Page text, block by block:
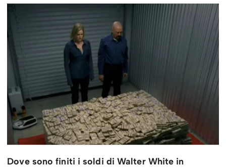
Dove sono finiti i soldi di Walter White in